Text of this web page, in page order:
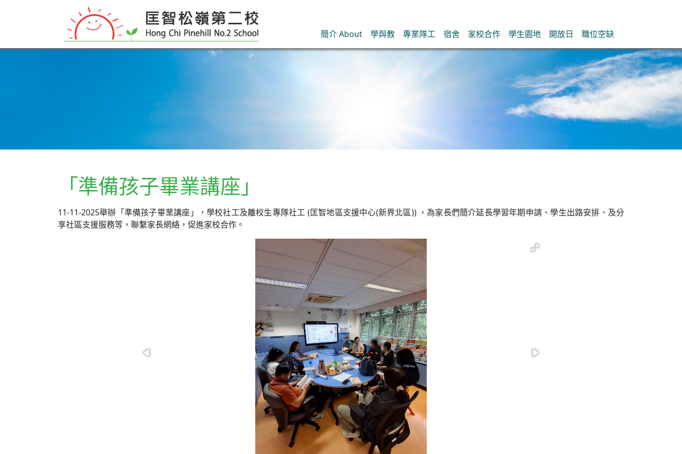
簡介 About 學與教 專業隊工 宿舍 家校合作 學生園地 開放日 職位空缺
「準備孩子畢業講座」
11-11-2025舉辦「準備孩子畢業講座」，學校社工及離校生專隊社工 (匡智地區支援中心(新界北區)) ，為家長們簡介延長學習年期申請、學生出路安排、及分
享社區支援服務等，聯繫家長網絡，促進家校合作。